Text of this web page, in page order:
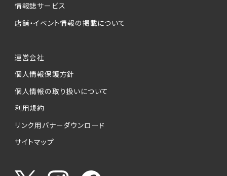
情報誌サービス
店舗・イベント情報の掲載について
運営会社
個人情報保護方針
個人情報の取り扱いについて
利用規約
リンク用バナーダウンロード
サイトマップ